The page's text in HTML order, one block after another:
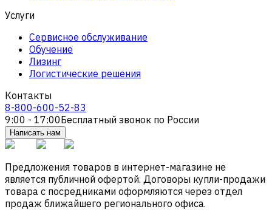
Услуги
Сервисное обслуживание
Обучение
Лизинг
Логистические решения
Контакты
8-800-600-52-83
9:00 - 17:00Бесплатный звонок по России
Написать нам
Предложения товаров в интернет-магазине не
является публичной офертой. Договоры купли-продажи
товара с посредниками оформляются через отдел
продаж ближайшего регионального офиса.